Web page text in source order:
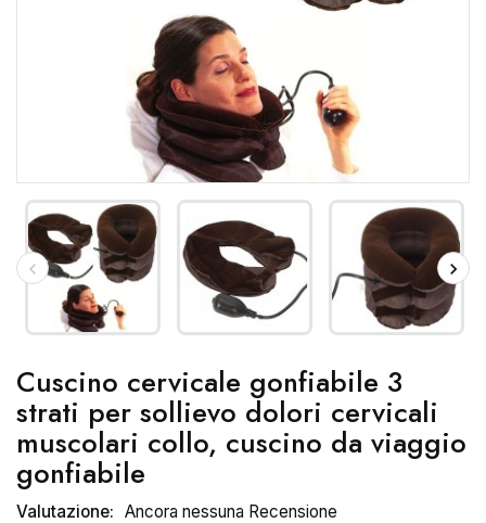
Cuscino cervicale gonfiabile 3
strati per sollievo dolori cervicali
muscolari collo, cuscino da viaggio
gonfiabile
Valutazione: Ancora nessuna Recensione